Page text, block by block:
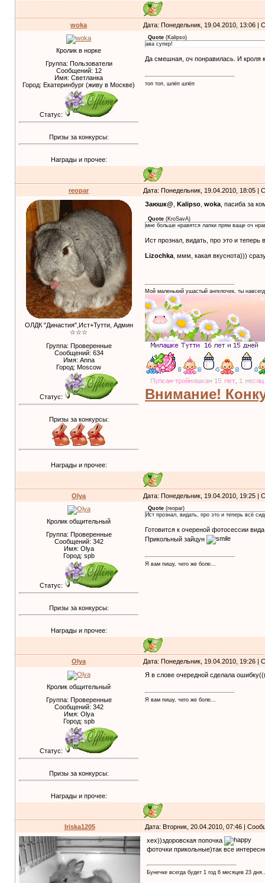
woka Дата: Понедельник, 19.04.2010, 13:06 |
Кролик в норке
Группа: Пользователи
Сообщений: 12
Имя: Светланка
Город: Екатеринбург (живу в Москве)
Статус:
Призы за конкурсы:
Награды и прочее:
Quote (Kalipso)
ава супер!
Да смешная, оч понравилась. И кроля
топ топ, шлёп шлёп
reopar Дата: Понедельник, 19.04.2010, 18:05 |
ОЛДК "Династия",Ист+Тутти, Админ
☆☆☆
Группа: Проверенные
Сообщений: 634
Имя: Anna
Город: Moscow
Статус:
Призы за конкурсы:
Награды и прочее:
Заюшк@ Kalipso woka , пасиба за
Quote (KroSavA)
мне больше нравятся лапки прям ваще оч
Ист прознал, видать, про это и
Lizochka , ммм, какая вкуснота)))
Мой маленький ушастый ангелочек, ты
Внимание!
Olya Дата: Понедельник, 19.04.2010, 19:25 |
Кролик общительный
Группа: Проверенные
Сообщений: 342
Имя: Olya
Город: spb
Статус:
Призы за конкурсы:
Награды и прочее:
Quote (reopar)
Ист прознал, видать, про это и теперь всё
Готовится к очереной фотосессии
Прикольный зайцун
Я вам пишу, чего же боле...
Olya Дата: Понедельник, 19.04.2010, 19:26 |
Кролик общительный
Группа: Проверенные
Сообщений: 342
Имя: Olya
Город: spb
Статус:
Призы за конкурсы:
Награды и прочее:
Я в слове очередной сделала
Я вам пишу, чего же боле...
Iriska1205
Дата: Вторник, 20.04.2010, 07:46 |
хех))здоровская попочка
фоточки прикольные)так все
Бунечке всегда будет 1 год 6 месяцев 23